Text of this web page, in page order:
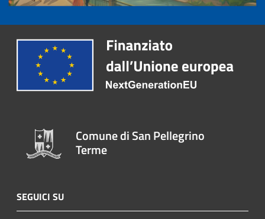
Comune di San Pellegrino
Terme
SEGUICI SU